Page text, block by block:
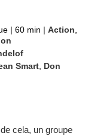
| 60 min | Action
Smart Don
cela, un groupe